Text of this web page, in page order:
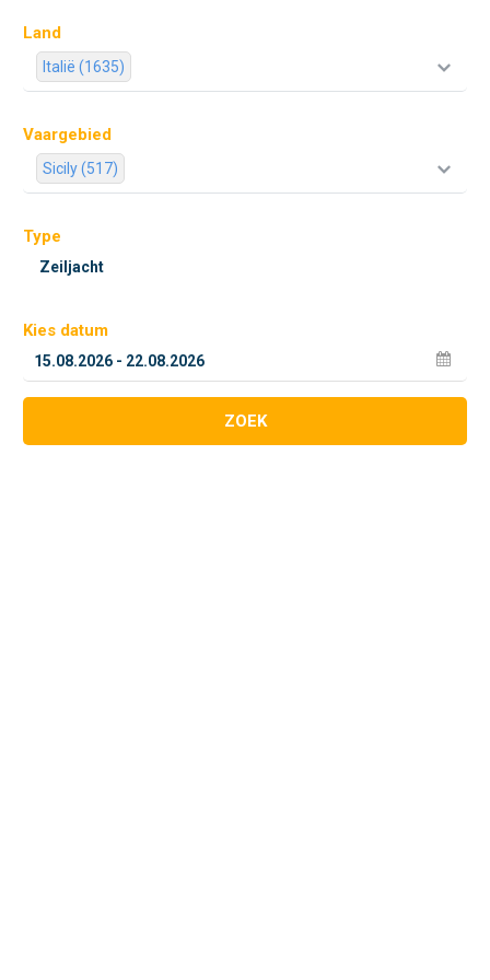
Land
Italië (1635)
Vaargebied
Sicily (517)
Type
Kies datum
ZOEK